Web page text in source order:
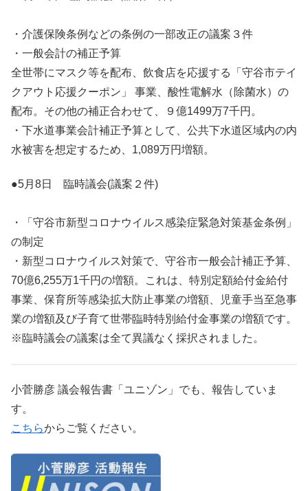
・介護保険条例などの条例の一部改正の議案３件
・一般会計の補正予算
全世帯にマスク等を配布、飲食店を応援する「守谷市テイ
クアウト応援クーポン」 事業、酸性電解水（除菌水）の
配布。その他の補正合わせて、９億1499万7千円。
・下水道事業会計補正予算として、公共下水道区域内の内
水被害を想定するため、1,089万円増額。
●5月8日 臨時議会(議案２件)
・「守谷市新型コロナウイルス感染症緊急対策基金条例」
の制定
・新型コロナウイルス対策で、守谷市一般会計補正予算、
70億6,255万1千円の増額。これは、特別定額給付金給付
事業、保育所等感染拡大防止事業の増額、児童手当至急事
業の増額及び子育て世帯臨時特別給付金事業の増額です。
※臨時議会の議案は全て異議なく採択されました。
小菅勝彦 議会報告書「ユニゾン」でも、報告していま
す。
こちらからご覧ください。